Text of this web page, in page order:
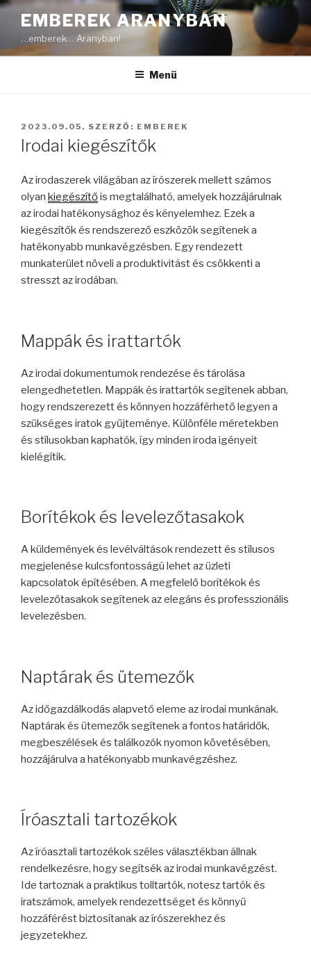
Tartalomhoz
EMBEREK ARANYBAN
…emberek… Aranyban!
Menü
BEKÜLDVE:
2023.09.05. SZERZŐ: EMBEREK
Irodai kiegészítők
Az irodaszerek világában az írószerek mellett számos
olyan kiegészítőis megtalálható, amelyek hozzájárulnak
az irodai hatékonysághoz és kényelemhez. Ezek a
kiegészítők és rendszerező eszközök segítenek a
hatékonyabb munkavégzésben. Egy rendezett
munkaterület növeli a produktivitást és csökkenti a
stresszt az irodában.
Mappák és irattartók
Az irodai dokumentumok rendezése és tárolása
elengedhetetlen. Mappák és irattartók segítenek abban,
hogy rendszerezett és könnyen hozzáférhető legyen a
szükséges iratok gyűjteménye. Különféle méretekben
és stílusokban kaphatók, így minden iroda igényeit
kielégítik.
Borítékok és levelezőtasakok
A küldemények és levélváltások rendezett és stílusos
megjelenése kulcsfontosságú lehet az üzleti
kapcsolatok építésében. A megfelelő borítékok és
levelezőtasakok segítenek az elegáns és professzionális
levelezésben.
Naptárak és ütemezők
Az időgazdálkodás alapvető eleme az irodai munkának.
Naptárak és ütemezők segítenek a fontos határidők,
megbeszélések és találkozók nyomon követésében,
hozzájárulva a hatékonyabb munkavégzéshez.
Íróasztali tartozékok
Az íróasztali tartozékok széles választékban állnak
rendelkezésre, hogy segítsék az irodai munkavégzést.
Ide tartoznak a praktikus tolltartók, notesz tartók és
iratszámok, amelyek rendezettséget és könnyű
hozzáférést biztosítanak az írószerekhez és
jegyzetekhez.